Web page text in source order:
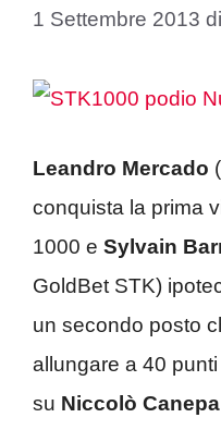
1 Settembre 2013 di
Leandro Mercado
conquista la prima
1000 e Sylvain
GoldBet STK)
un secondo posto
allungare a 40
su Niccolò Canepa